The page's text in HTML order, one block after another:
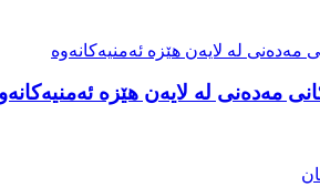
مەدەنی لە لایەن هێزە